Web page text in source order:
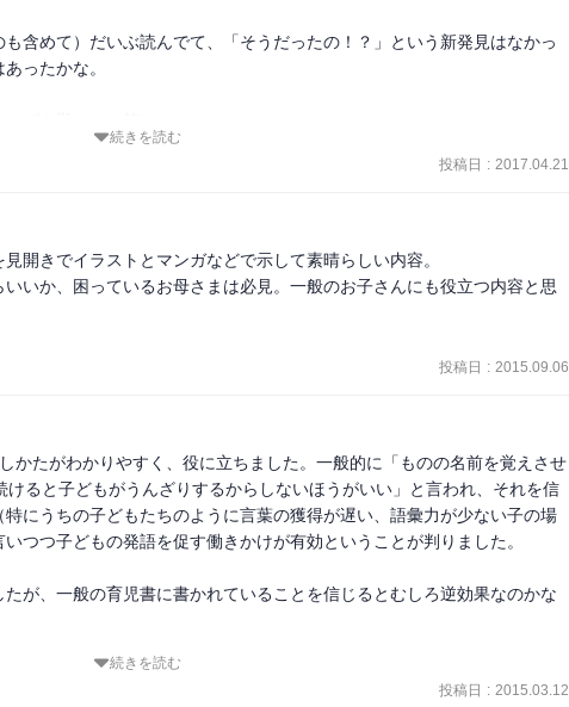
含めて）だいぶ読んでて、「そうだったの！？」という新発見はなかっ
ったかな。
続きを読む
投稿日 : 2017.04.21
開きでイラストとマンガなどで示して素晴らしい内容。
いか、困っているお母さまは必見。一般のお子さんにも役立つ内容と思
投稿日 : 2015.09.06
かたがわかりやすく、役に立ちました。一般的に「ものの名前を覚えさせ
ると子どもがうんざりするからしないほうがいい」と言われ、それを信
にうちの子どもたちのように言葉の獲得が遅い、語彙力が少ない子の場
つつ子どもの発語を促す働きかけが有効ということが判りました。
が、一般の育児書に書かれていることを信じるとむしろ逆効果なのかな
法は発達障害の子どもじゃなくても使えそうです。ABAについて噛み砕
ったかもと思いましたが、奥田健次さんの「叱りゼロで「自分からやる
続きを読む
投稿日 : 2015.03.12